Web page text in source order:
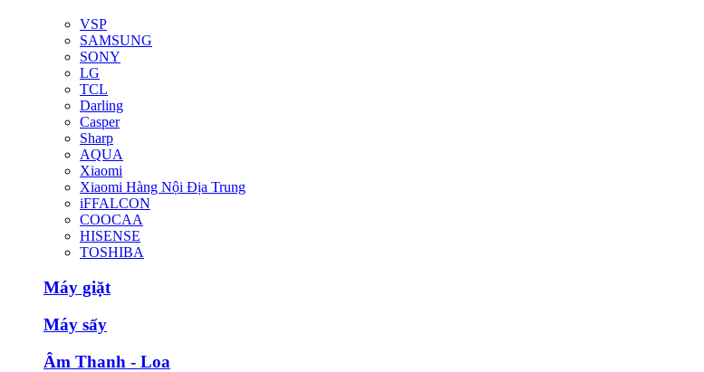
VSP
SAMSUNG
SONY
LG
TCL
Darling
Casper
Sharp
AQUA
Xiaomi
Xiaomi Hàng Nội Địa Trung
iFFALCON
COOCAA
HISENSE
TOSHIBA
Máy giặt
Máy sấy
Âm Thanh - Loa